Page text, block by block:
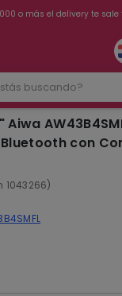
SIN INTERÉS con
Aiwa
con
1043266)